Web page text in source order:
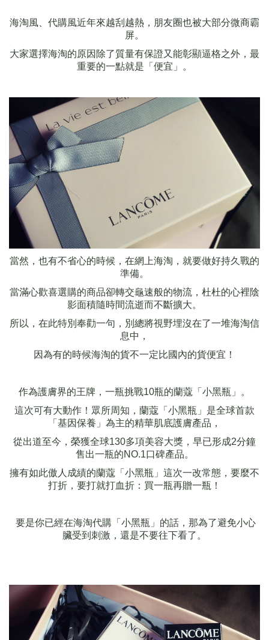
海淘風、代購風近年來越刮越熱，朋友圈也被大部分微商霸
屏。
大家選擇海淘的原因除了質量有保證又能彰顯逼格之外，最
重要的一點就是「便宜」。
當然，也有不省心的時候，在網上海淘，就要做好持久戰的
準備。
當滿心歡喜選購的商品卻轉交龜速般的物流，杜杜的心裡陰
影面積隨時間流逝而不斷擴大。
所以，在此特別奉勸一句，別總將視野埋沒在了一堆海淘信
息中，
因為有的時候海淘的貨不一定比國內的貨便宜！
作為護膚界的王牌，一瓶挑戰10瓶的蘭蔻「小黑瓶」。
這次可有大動作！眾所周知，蘭蔻「小黑瓶」是全球首款
「基因保養」為主的精華肌底護膚產品，
從出道至今，榮獲全球130多項美容大獎，早已形成2分鐘
售出一瓶的NO.1口碑產品。
擁有如此傲人成績的蘭蔻「小黑瓶」這次一改常態，要麼不
打折，要打就打血折：買一瓶再贈一瓶！
要是你已經在海淘代購「小黑瓶」的話，那為了避免小心
臟受到刺激，還是不要往下看了。